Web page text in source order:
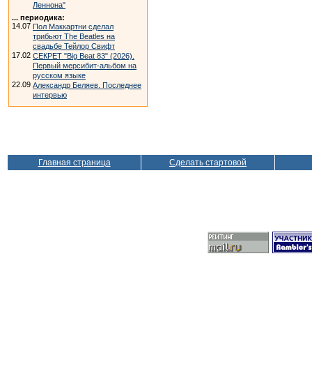
Леннона"
... периодика:
14.07 Пол Маккартни сделал
трибьют The Beatles на
свадьбе Тейлор Свифт
17.02 СЕКРЕТ "Big Beat 83" (2026).
Первый мерсибит-альбом на
русском языке
22.09 Александр Беляев. Последнее
интервью
Главная страница Сделать стартовой